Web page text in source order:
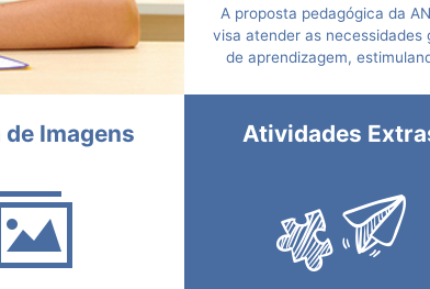
A proposta pedagógica da
visa atender as necessidades
de aprendizagem,
transformar
atitudes a partir de soluções
problemas que remetem à
de Imagens Atividades